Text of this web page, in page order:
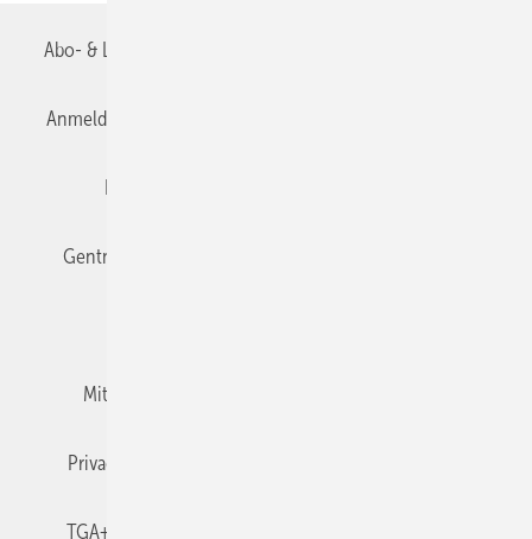
Abo- & Leserservice
Anmelden
Editor's choice
Gentner Verlag
Mitgliedschaften und Engagement
Privacy Manager
TGA+E-WissensCheck